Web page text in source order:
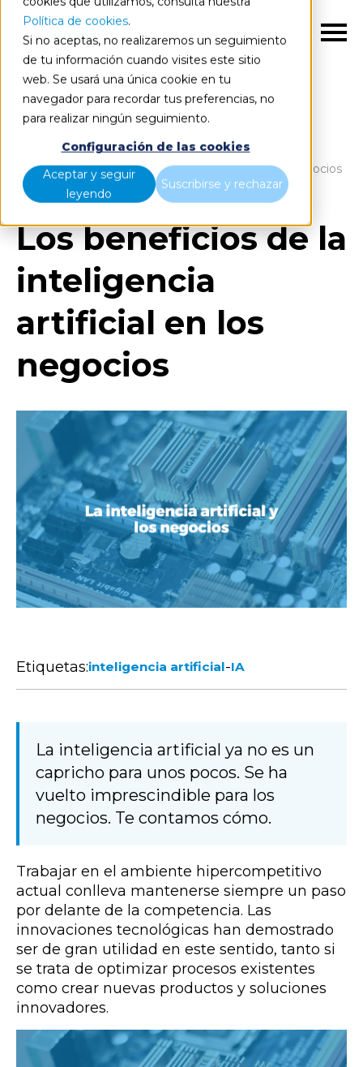
Política de cookies.
Si no aceptas, no realizaremos un seguimiento
de tu información cuando visites este sitio
web. Se usará una única cookie en tu
navegador para recordar tus preferencias, no
para realizar ningún seguimiento.
Configuración de las cookies
Aceptar y seguir
leyendo
Suscribirse y rechazar
ES
Los beneficios de la inteligencia artificial en los negocios
Los beneficios de la
inteligencia
artificial en los
negocios
Etiquetas:inteligencia artificial-IA
La inteligencia artificial ya no es un
capricho para unos pocos. Se ha
vuelto imprescindible para los
negocios. Te contamos cómo.
Trabajar en el ambiente hipercompetitivo
actual conlleva mantenerse siempre un paso
por delante de la competencia. Las
innovaciones tecnológicas han demostrado
ser de gran utilidad en este sentido, tanto si
se trata de optimizar procesos existentes
como crear nuevas productos y soluciones
innovadores.